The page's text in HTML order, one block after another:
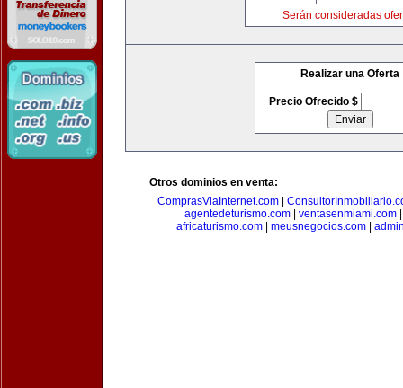
Serán consideradas
Realizar una Oferta
Precio Ofrecido $
Otros dominios en venta:
ComprasViaInternet.com
agentedeturismo.com| ventasenmiami.com
africaturismo.com
meusnegocios.com